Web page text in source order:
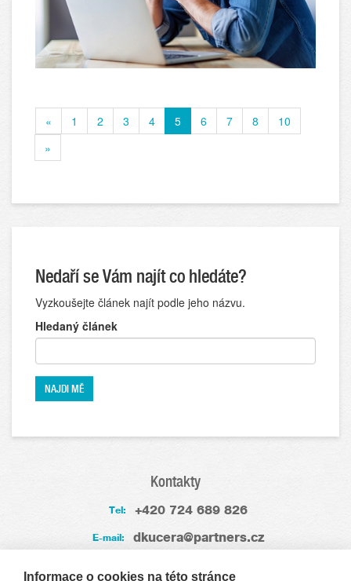
« 1 2 3 4 5 6 7 8
10
»
Nedaří se Vám najít co hledáte?
Vyzkoušejte článek najít podle jeho názvu.
Hledaný článek
Kontakty
Tel: +420 724 689 826
E-mail: dkucera@partners.cz
Zkušenosti
Informace o cookies na této stránce